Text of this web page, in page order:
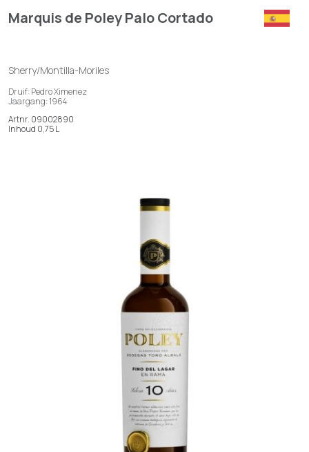
Marquis de Poley Palo Cortado
Sherry/Montilla-Moriles
Druif: Pedro Ximenez
Jaargang: 1964
Artnr. 09002890
Inhoud 0,75 L